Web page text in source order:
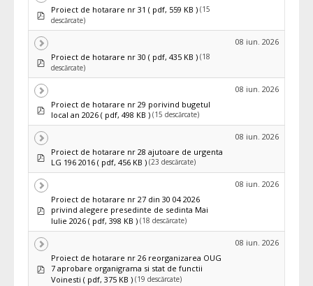
pdfProiect de hotarare nr 31 ( pdf, 559 KB ) (15
descărcate)
pdfProiect de hotarare nr 30 ( pdf, 435 KB ) (18
descărcate)
08 iun. 2026
pdfProiect de hotarare nr 29 porivind bugetul
local an 2026 ( pdf, 498 KB ) (15 descărcate)
08 iun. 2026
pdfProiect de hotarare nr 28 ajutoare de urgenta
LG 196 2016 ( pdf, 456 KB ) (23 descărcate)
08 iun. 2026
pdf
Proiect de hotarare nr 27 din 30 04 2026
privind alegere presedinte de sedinta Mai
Iulie 2026 ( pdf, 398 KB ) (18 descărcate)
08 iun. 2026
pdf
Proiect de hotarare nr 26 reorganizarea OUG
7 aprobare organigrama si stat de functii
Voinesti ( pdf, 375 KB ) (19 descărcate)
08 iun. 2026